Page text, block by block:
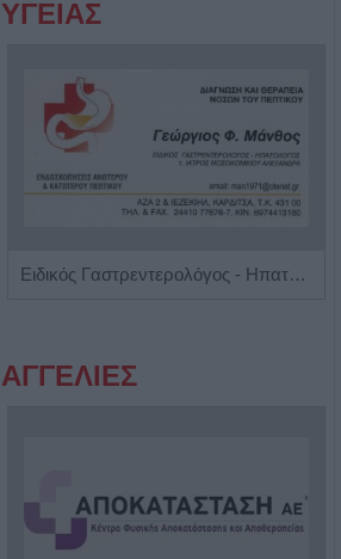
ΥΓΕΙΑΣ
Ειδικός Γαστρεντερολόγος - Ηπατολόγος "Γεώργιος Μάνθος"
ΑΓΓΕΛΙΕΣ